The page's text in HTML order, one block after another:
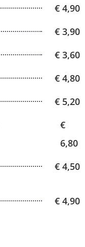
€ 4,90
€ 3,90
€ 3,60
€ 4,80
€ 5,20
€
6,80
€ 4,50
€ 4,90